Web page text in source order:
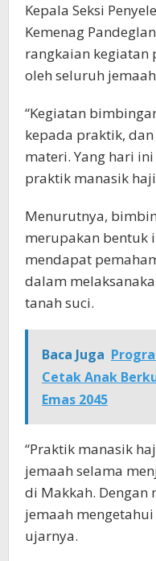
Kepala Seksi
Kemenag
rangkaian
oleh seluruh
“Kegiatan
kepada praktik,
materi. Yang hari
praktik manasik
Menurutnya,
merupakan bentuk
mendapat
dalam
tanah suci.
Baca Juga
Cetak Anak
Emas 2045
“Praktik manasik
jemaah selama
di Makkah. Dengan
jemaah
ujarnya.